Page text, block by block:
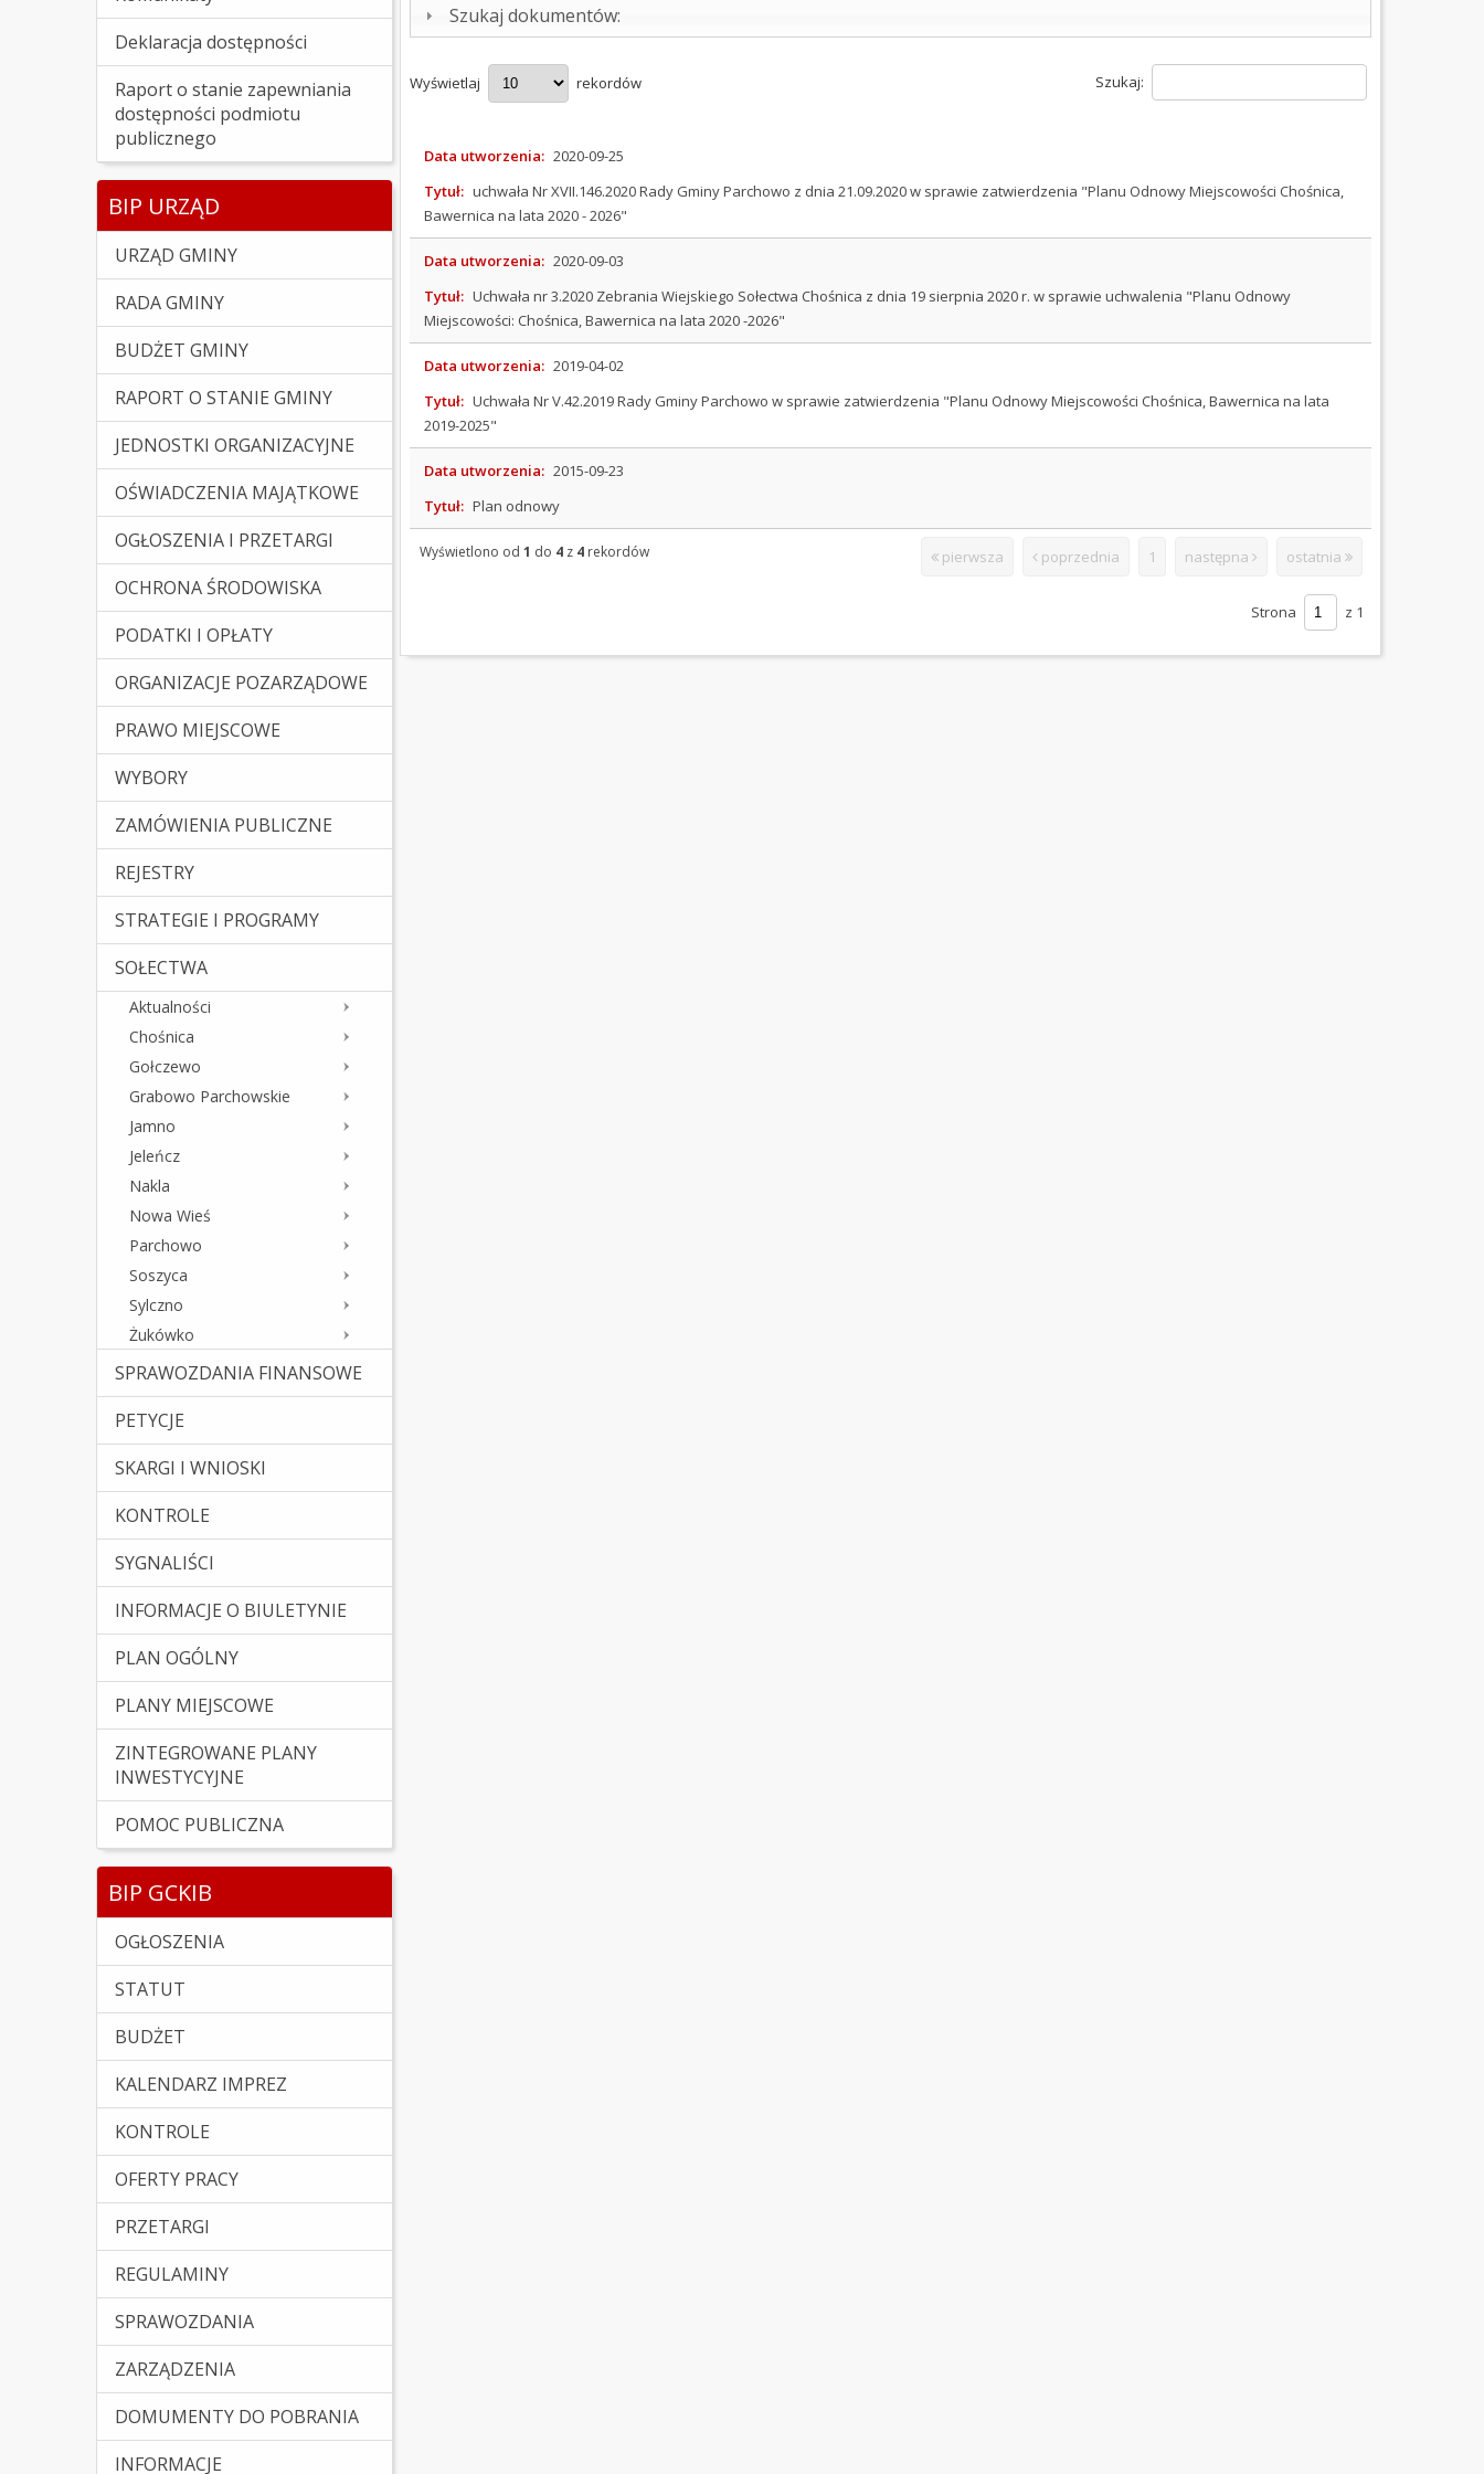
Deklaracja dostępności
Raport o stanie zapewniania
dostępności podmiotu
publicznego
BIP URZĄD
URZĄD GMINY
RADA GMINY
BUDŻET GMINY
RAPORT O STANIE GMINY
JEDNOSTKI ORGANIZACYJNE
OŚWIADCZENIA MAJĄTKOWE
OGŁOSZENIA I PRZETARGI
OCHRONA ŚRODOWISKA
PODATKI I OPŁATY
ORGANIZACJE POZARZĄDOWE
PRAWO MIEJSCOWE
WYBORY
ZAMÓWIENIA PUBLICZNE
REJESTRY
STRATEGIE I PROGRAMY
SOŁECTWA
Aktualności
Chośnica
Gołczewo
Grabowo Parchowskie
Jamno
Jeleńcz
Nakla
Nowa Wieś
Parchowo
Soszyca
Sylczno
Żukówko
SPRAWOZDANIA FINANSOWE
PETYCJE
SKARGI I WNIOSKI
KONTROLE
SYGNALIŚCI
INFORMACJE O BIULETYNIE
PLAN OGÓLNY
PLANY MIEJSCOWE
ZINTEGROWANE PLANY
INWESTYCYJNE
POMOC PUBLICZNA
BIP GCKIB
OGŁOSZENIA
STATUT
BUDŻET
KALENDARZ IMPREZ
KONTROLE
OFERTY PRACY
PRZETARGI
REGULAMINY
SPRAWOZDANIA
ZARZĄDZENIA
DOMUMENTY DO POBRANIA
INFORMACJE
Szukaj dokumentów:
Wyświetlaj rekordów Szukaj:
Data utworzenia: 2020-09-25
Tytuł: uchwała Nr XVII.146.2020 Rady Gminy Parchowo z dnia 21.09.2020 w sprawie zatwierdzenia "Planu Odnowy Miejscowości Chośnica,
Bawernica na lata 2020 - 2026"
Data utworzenia: 2020-09-03
Tytuł: Uchwała nr 3.2020 Zebrania Wiejskiego Sołectwa Chośnica z dnia 19 sierpnia 2020 r. w sprawie uchwalenia "Planu Odnowy
Miejscowości: Chośnica, Bawernica na lata 2020 -2026"
Data utworzenia: 2019-04-02
Tytuł: Uchwała Nr V.42.2019 Rady Gminy Parchowo w sprawie zatwierdzenia "Planu Odnowy Miejscowości Chośnica, Bawernica na lata
2019-2025"
Data utworzenia: 2015-09-23
Tytuł: Plan odnowy
Wyświetlono od 1 do 4z 4rekordów pierwsza poprzednia 1 następna ostatnia
Strona z 1